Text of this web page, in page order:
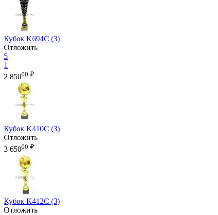
Кубок K694C (3)
Отложить
5
1
2 85000 ₽
Кубок K410C (3)
Отложить
3 65000 ₽
Кубок K412C (3)
Отложить